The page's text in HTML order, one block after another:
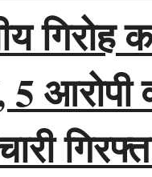
गिरोह
5